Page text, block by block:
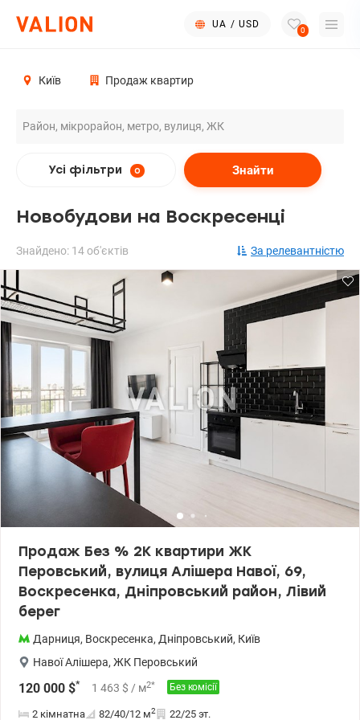
UA / USD
0
Київ Продаж квартир
Усі фільтри 0 Знайти
Новобудови на Воскресенці
Знайдено: 14 об'єктів За релевантністю
Продаж Без % 2К квартири ЖК
Перовський, вулиця Алішера Навої, 69,
Воскресенка, Дніпровський район, Лівий
берег
Дарниця, Воскресенка, Дніпровський, Київ
Навої Алішера, ЖК Перовський
120 000 $* 1 463 $ / м2* Без комісії
2 кімнатна 82/40/12 м2 22/25 эт.